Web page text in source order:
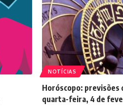
NOTÍCIAS
Horóscopo: previsões
quarta-feira, 4 de